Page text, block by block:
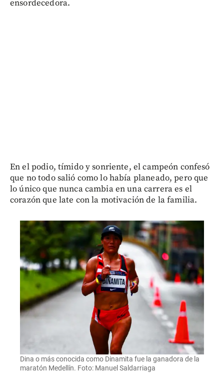
ensordecedora.
En el podio, tímido y sonriente, el campeón confesó
que no todo salió como lo había planeado, pero que
lo único que nunca cambia en una carrera es el
corazón que late con la motivación de la familia.
Dina o más conocida como Dinamita fue la ganadora de la
maratón Medellín. Foto: Manuel Saldarriaga